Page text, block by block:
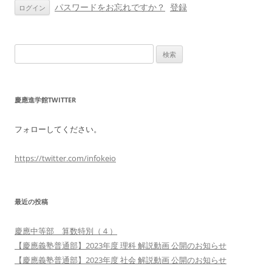
パスワードをお忘れですか？ 登録
索:
慶應進学館TWITTER
フォローしてください。
https://twitter.com/infokeio
最近の投稿
慶應中等部 算数特別（４）
【慶應義塾普通部】2023年度 理科 解説動画 公開のお知らせ
【慶應義塾普通部】2023年度 社会 解説動画 公開のお知らせ